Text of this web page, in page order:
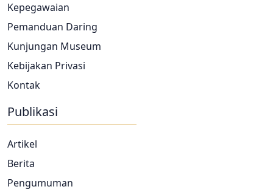
Kepegawaian
Pemanduan Daring
Kunjungan Museum
Kebijakan Privasi
Kontak
Publikasi
Artikel
Berita
Pengumuman